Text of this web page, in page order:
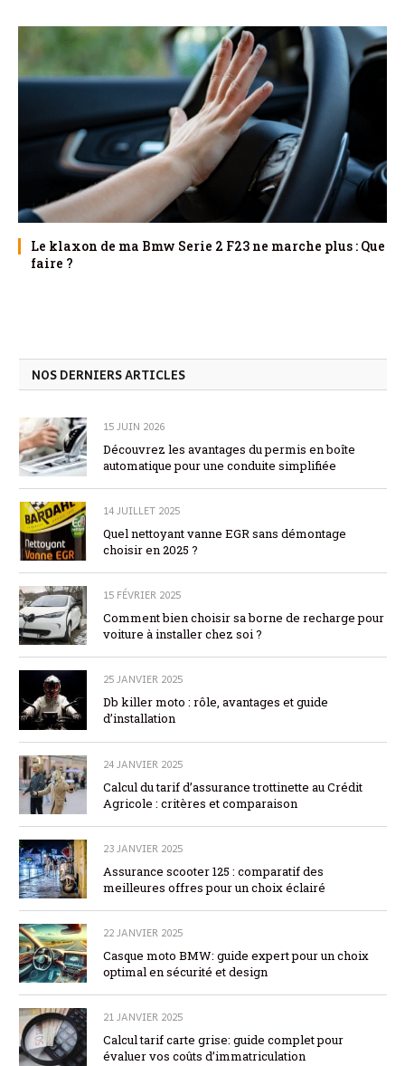
Le klaxon de ma Bmw Serie 2 F23 ne marche plus : Que
faire ?
NOS DERNIERS ARTICLES
15 JUIN 2026
Découvrez les avantages du permis en boîte
automatique pour une conduite simplifiée
14 JUILLET 2025
Quel nettoyant vanne EGR sans démontage
choisir en 2025 ?
15 FÉVRIER 2025
Comment bien choisir sa borne de recharge pour
voiture à installer chez soi ?
25 JANVIER 2025
Db killer moto : rôle, avantages et guide
d’installation
24 JANVIER 2025
Calcul du tarif d’assurance trottinette au Crédit
Agricole : critères et comparaison
23 JANVIER 2025
Assurance scooter 125 : comparatif des
meilleures offres pour un choix éclairé
22 JANVIER 2025
Casque moto BMW: guide expert pour un choix
optimal en sécurité et design
21 JANVIER 2025
Calcul tarif carte grise: guide complet pour
évaluer vos coûts d’immatriculation